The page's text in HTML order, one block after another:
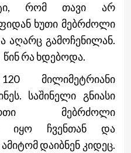
რომ თავი არ
ხუთი მებრძოლი
აღარც გამოჩენილან.
რა ხდებოდა.
მილიმეტრიანი
საშინელი გნიასი
მებრძოლი
იყო ჩვენთან და
დაიბნენ კიდეც.